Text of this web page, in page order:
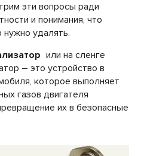
эти вопросы ради
и понимания, что
нужно удалять.
или на сленге
– это устройство в
которое выполняет
газов двигателя
их в безопасные